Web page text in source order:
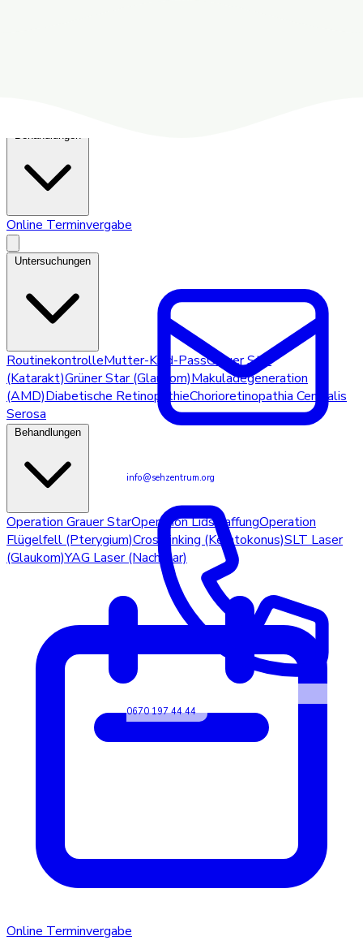
Online Terminvergabe
info@sehzentrum.org
0670 197 44 44
RoutinekontrolleMutter-Kind-PassGrauer Star
(Katarakt)Grüner Star (Glaukom)Makuladegeneration
(AMD)Diabetische RetinopathieChorioretinopathia Centralis
Serosa
Operation Grauer StarOperation LidstraffungOperation
Flügelfell (Pterygium)Crosslinking (Keratokonus)SLT Laser
(Glaukom)YAG Laser (Nachstar)
Online Terminvergabe